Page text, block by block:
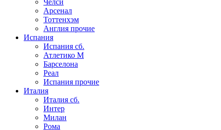
Челси
Арсенал
Тоттенхэм
Англия прочие
Испания
Испания сб.
Атлетико М
Барселона
Реал
Испания прочие
Италия
Италия сб.
Интер
Милан
Рома